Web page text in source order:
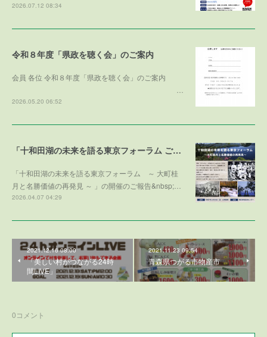
2026.07.12 08:34
令和８年度「県政を聴く会」のご案内
会員 各位 令和８年度「県政を聴く会」のご案内
2026.05.20 06:52
「十和田湖の未来を語る東京フォーラム ご寄付のお礼」
「十和田湖の未来を語る東京フォーラム ～ 大町桂
月と名勝価値の再発見 ～ 」の開催のご報告&nbsp;…
2026.04.07 04:29
2021.12.16 08:00
「美しい村がつながる24時
間LIVE」
2021.11.23 09:54
青森県つがる市物産市
0コメント